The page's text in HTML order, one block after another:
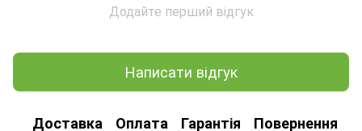
Додайте перший відгук
Написати відгук
Доставка Оплата Гарантія Повернення